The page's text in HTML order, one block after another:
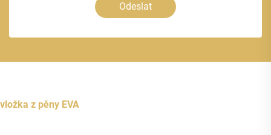
Odeslat
vložka z pěny EVA